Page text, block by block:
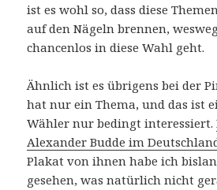
ist es wohl so, dass diese
auf den Nägeln brennen,
chancenlos in diese Wahl geht.
Ähnlich ist es übrigens bei der
hat nur ein Thema, und das ist
Wähler nur bedingt interessiert.
Alexander Budde im
Plakat von ihnen habe ich
gesehen, was natürlich nicht